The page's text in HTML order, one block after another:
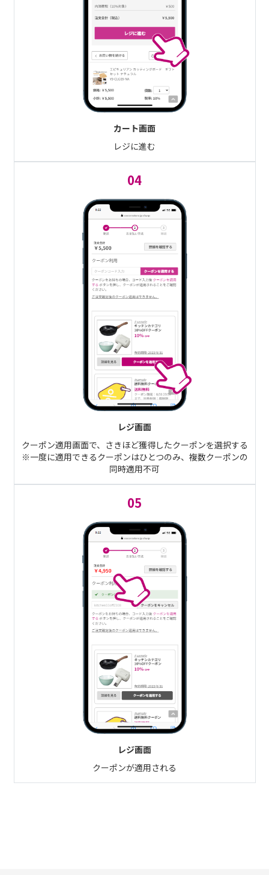
カート画面
レジに進む
04
レジ画面
クーポン適用画面で、さきほど獲得したクーポンを選択する
※一度に適用できるクーポンはひとつのみ、複数クーポンの
同時適用不可
05
レジ画面
クーポンが適用される